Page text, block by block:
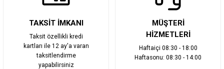
TAKSİT İMKANI
Taksit özellikli kredi
kartları ile 12 ay'a varan
taksitlendirme
yapabilirsiniz
MÜŞTERİ
HİZMETLERİ
Haftaiçi 08:30 - 18:00
Haftasonu: 08:30 - 14:00